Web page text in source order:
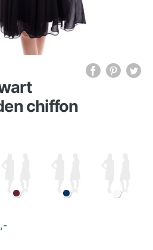
chiffon